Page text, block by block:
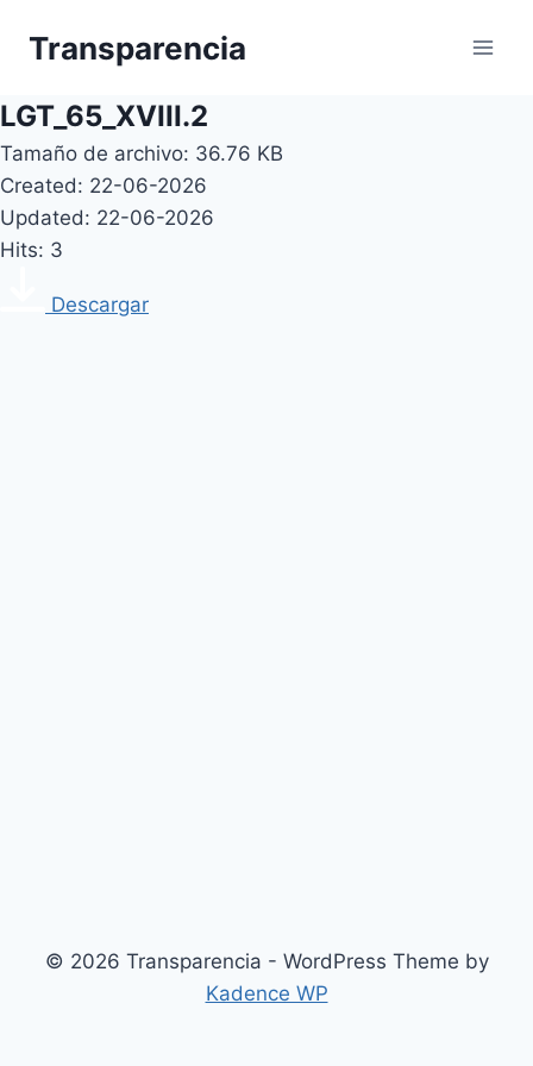
Transparencia
LGT_65_XVIII.2
Tamaño de archivo: 36.76 KB
Created: 22-06-2026
Updated: 22-06-2026
Hits: 3
Descargar
© 2026 Transparencia - WordPress Theme by
Kadence WP